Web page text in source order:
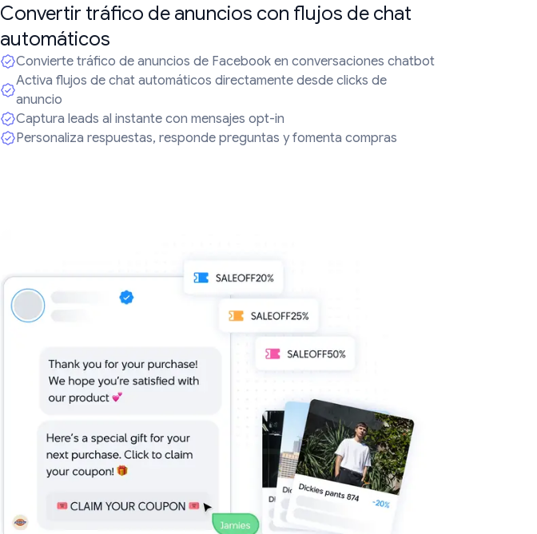
Convertir tráfico de anuncios con flujos de chat
automáticos
Convierte tráfico de anuncios de Facebook en conversaciones chatbot
Activa flujos de chat automáticos directamente desde clicks de
anuncio
Captura leads al instante con mensajes opt-in
Personaliza respuestas, responde preguntas y fomenta compras